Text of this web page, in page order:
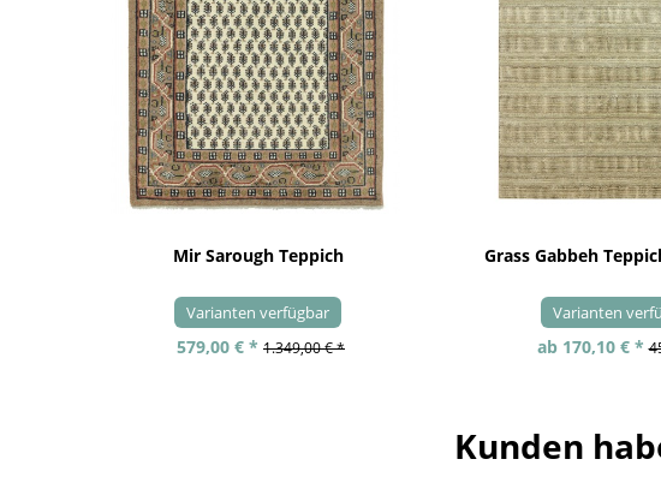
Mir Sarough Teppich
Varianten verfügbar
579,00 € * 1.349,00 € *
Grass Gabbeh
Varianten
ab 170,10 € *
Kunden